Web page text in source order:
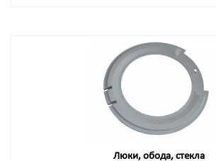
Люки, обода, стекла